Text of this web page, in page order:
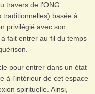
travers de l’ONG
traditionnelles) basée à
privilégié avec son
fait entrer au fil du temps
pour entrer dans un état
à l’intérieur de cet espace
spirituelle. Ainsi,